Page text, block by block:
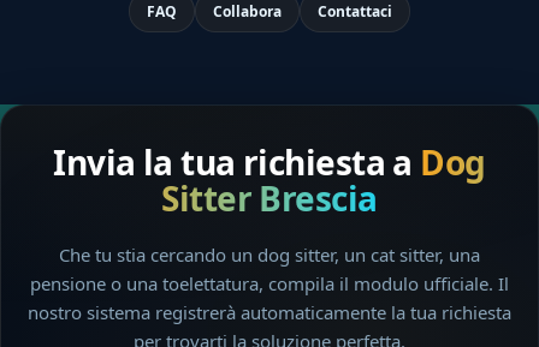
FAQ Collabora Contattaci
Invia la tua richiesta a Dog
Sitter Brescia
Che tu stia cercando un dog sitter, un cat sitter, una
pensione o una toelettatura, compila il modulo ufficiale. Il
nostro sistema registrerà automaticamente la tua richiesta
per trovarti la soluzione perfetta.